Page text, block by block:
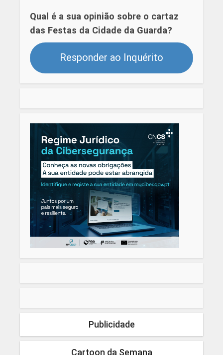
Qual é a sua opinião sobre o cartaz
das Festas da Cidade da Guarda?
Responder ao Inquérito
Publicidade
Cartoon da Semana